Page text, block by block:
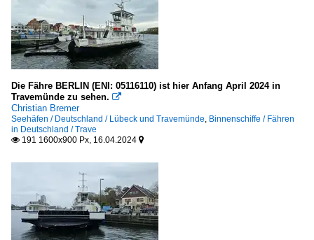
Die Fähre BERLIN (ENI: 05116110) ist hier Anfang April 2024 in
Travemünde zu sehen. 
Christian Bremer
Seehäfen / Deutschland / Lübeck und Travemünde Binnenschiffe / Fähren
in Deutschland / Trave
 191 1600x900 Px, 16.04.2024 